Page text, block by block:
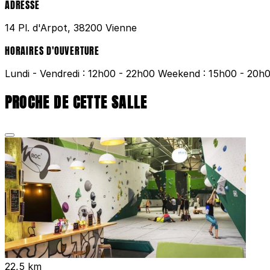
ADRESSE
14 Pl. d'Arpot, 38200 Vienne
HORAIRES D'OUVERTURE
Lundi - Vendredi : 12h00 - 22h00 Weekend : 15h00 -
PROCHE DE CETTE SALLE
22,5 km